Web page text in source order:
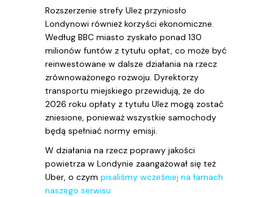
Rozszerzenie strefy Ulez przyniosło
Londynowi również korzyści ekonomiczne.
Według BBC miasto zyskało ponad 130
milionów funtów z tytułu opłat, co może być
reinwestowane w dalsze działania na rzecz
zrównoważonego rozwoju. Dyrektorzy
transportu miejskiego przewidują, że do
2026 roku opłaty z tytułu Ulez mogą zostać
zniesione, ponieważ wszystkie samochody
będą spełniać normy emisji.
W działania na rzecz poprawy jakości
powietrza w Londynie zaangażował się też
Uber, o czym pisaliśmy wcześniej na łamach
naszego serwisu.